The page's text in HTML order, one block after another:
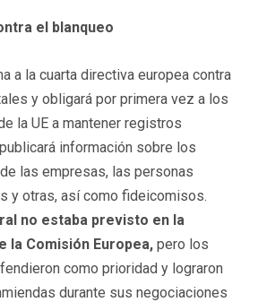
el blanqueo
a la cuarta directiva europea contra
y obligará por primera vez a los
la UE a mantener registros
información sobre los
las empresas, las personas
y otras, así como fideicomisos.
no estaba previsto en la
la Comisión Europea, pero los
como prioridad y lograron
durante sus negociaciones